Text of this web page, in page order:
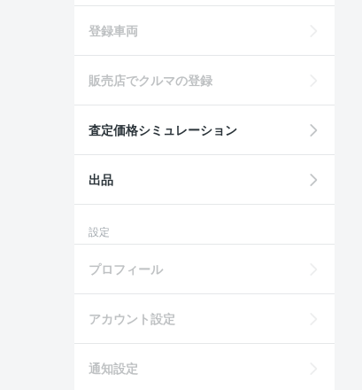
登録車両
販売店でクルマの登録
査定価格シミュレーション
出品
設定
プロフィール
アカウント設定
通知設定